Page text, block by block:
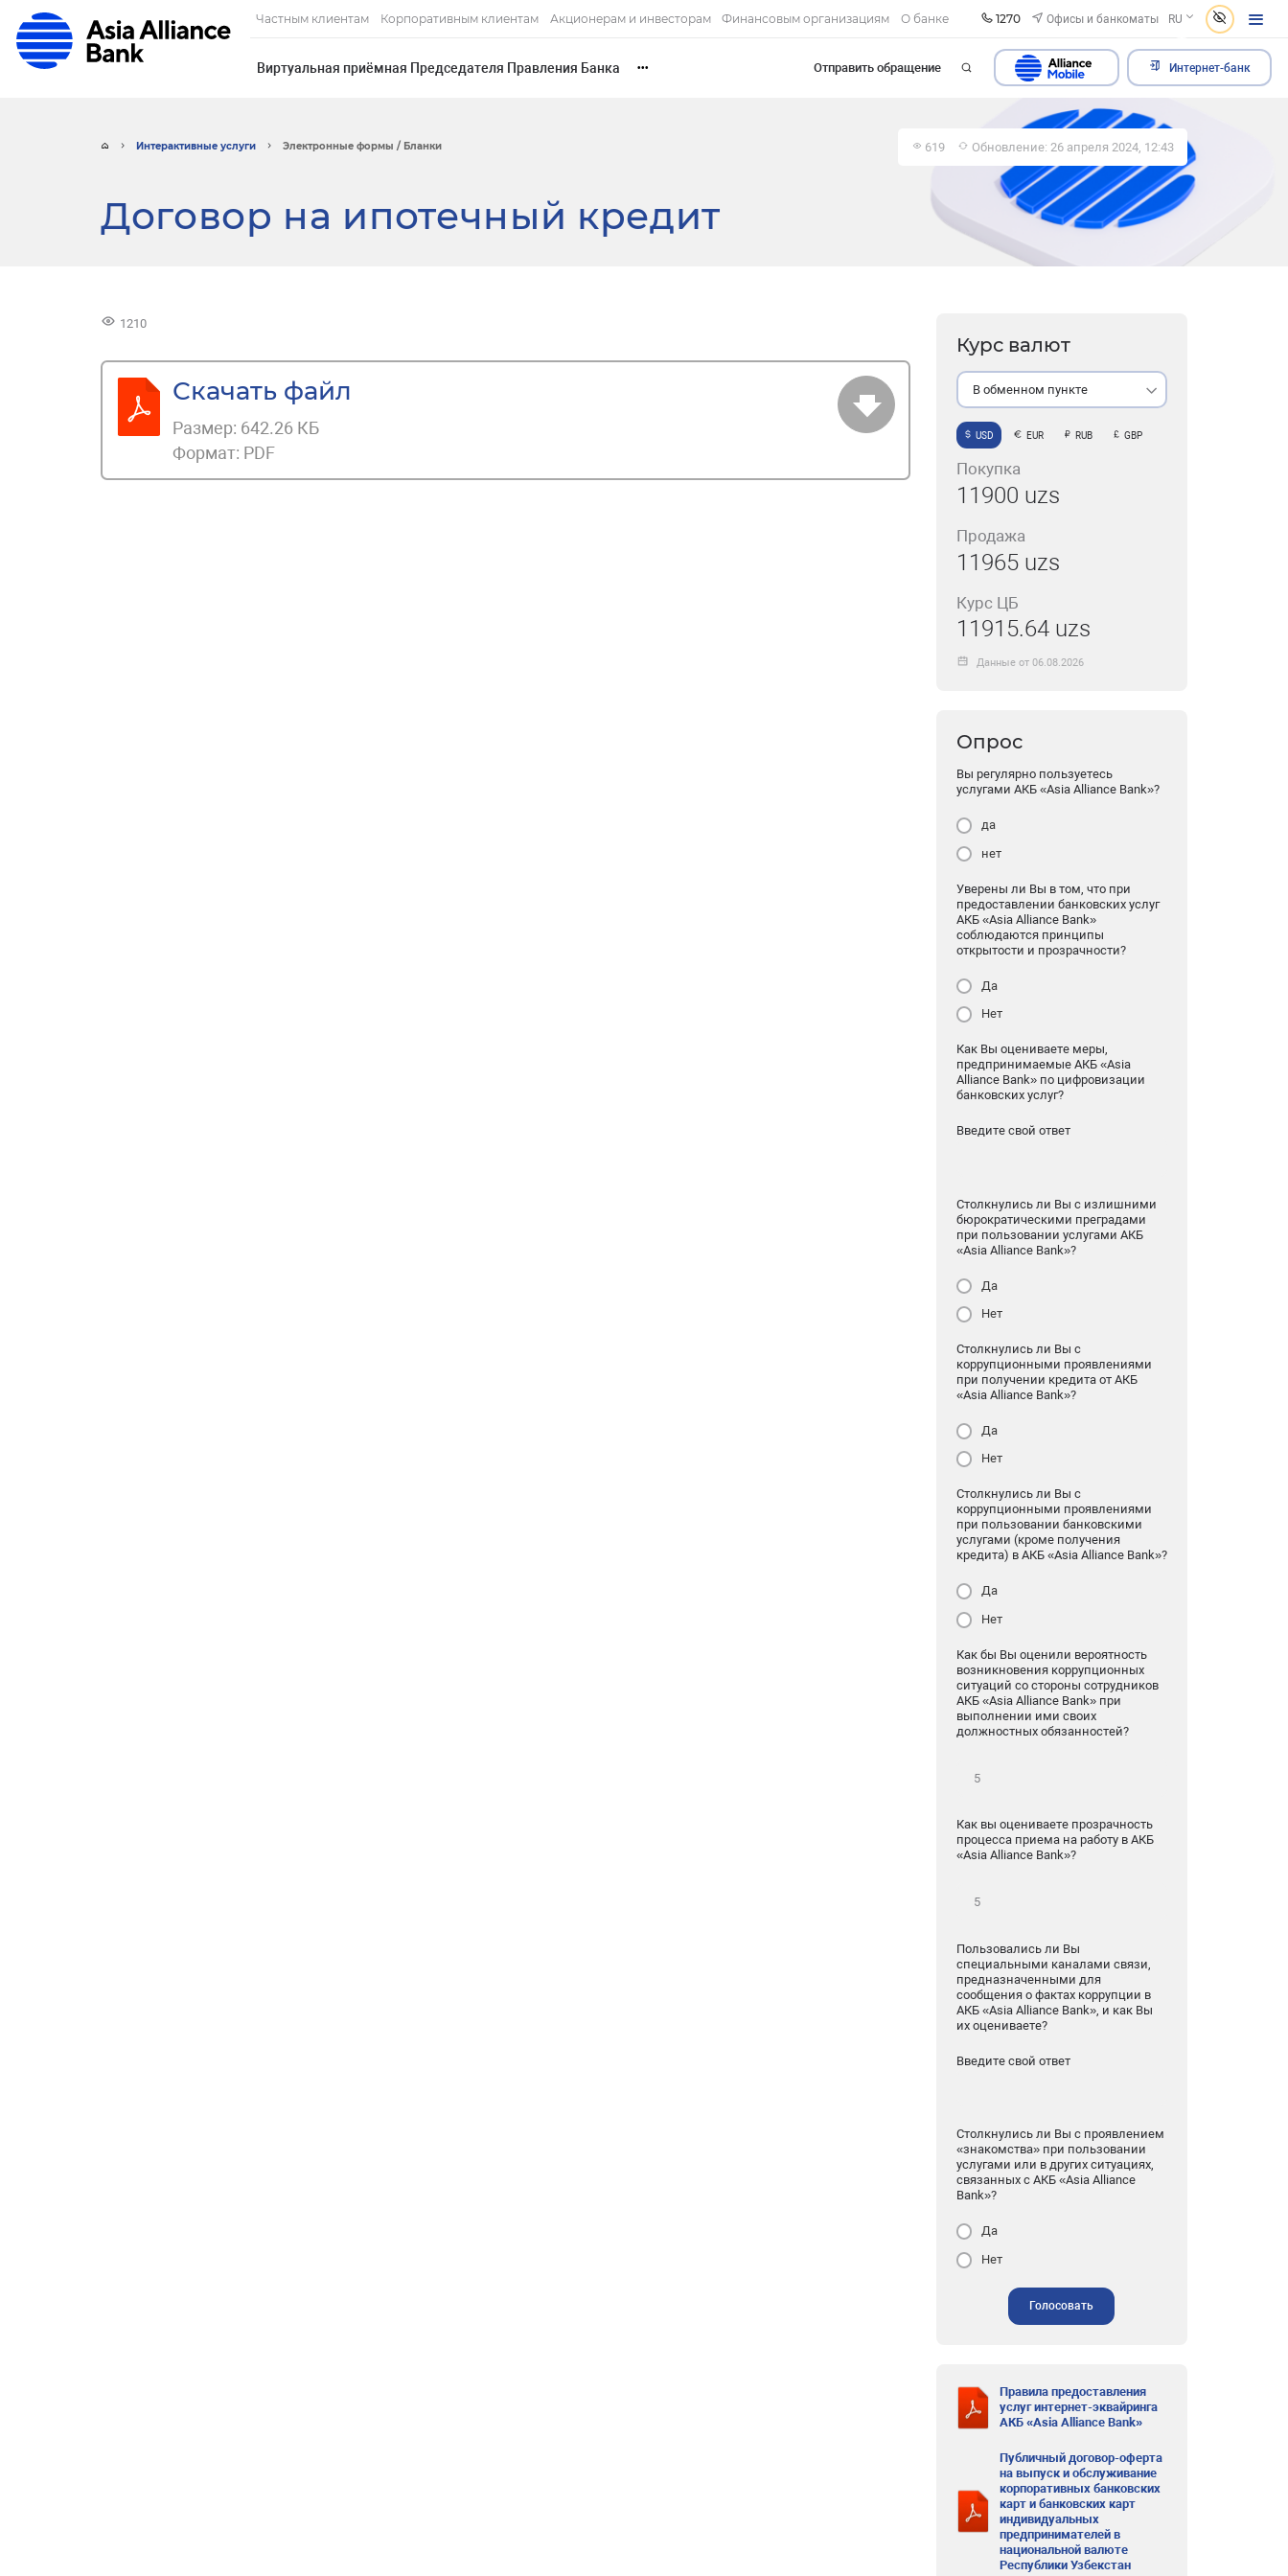
Частным клиентам Корпоративным клиентам Акционерам и инвесторам Финансовым организациям О банке 1270 Офисы и банкоматы RU
Виртуальная приёмная Председателя Правления Банка ••• Отправить обращение Интернет-банк
Интерактивные услуги Электронные формы / Бланки 619 Обновление: 26 апреля 2024, 12:43
Договор на ипотечный кредит
1210
Скачать файл
Размер: 642.26 КБ
Формат: PDF
Курс валют
В обменном пункте
USD EUR RUB GBP
Покупка
11900 uzs
Продажа
11965 uzs
Курс ЦБ
11915.64 uzs
Данные от 06.08.2026
Опрос
Вы регулярно пользуетесь
услугами АКБ «Asia Alliance Bank»?
да
нет
Уверены ли Вы в том, что при
предоставлении банковских услуг
АКБ «Asia Alliance Bank»
соблюдаются принципы
открытости и прозрачности?
Да
Нет
Как Вы оцениваете меры,
предпринимаемые АКБ «Asia
Alliance Bank» по цифровизации
банковских услуг?
Введите свой ответ
Столкнулись ли Вы с излишними
бюрократическими преградами
при пользовании услугами АКБ
«Asia Alliance Bank»?
Да
Нет
Столкнулись ли Вы с
коррупционными проявлениями
при получении кредита от АКБ
«Asia Alliance Bank»?
Да
Нет
Столкнулись ли Вы с
коррупционными проявлениями
при пользовании банковскими
услугами (кроме получения
кредита) в АКБ «Asia Alliance Bank»?
Да
Нет
Как бы Вы оценили вероятность
возникновения коррупционных
ситуаций со стороны сотрудников
АКБ «Asia Alliance Bank» при
выполнении ими своих
должностных обязанностей?
Как вы оцениваете прозрачность
процесса приема на работу в АКБ
«Asia Alliance Bank»?
Пользовались ли Вы
специальными каналами связи,
предназначенными для
сообщения о фактах коррупции в
АКБ «Asia Alliance Bank», и как Вы
их оцениваете?
Введите свой ответ
Столкнулись ли Вы с проявлением
«знакомства» при пользовании
услугами или в других ситуациях,
связанных с АКБ «Asia Alliance
Bank»?
Да
Нет
Голосовать
Правила предоставления
услуг интернет-эквайринга
АКБ «Asia Alliance Bank»
Публичный договор-оферта
на выпуск и обслуживание
корпоративных банковских
карт и банковских карт
индивидуальных
предпринимателей в
национальной валюте
Республики Узбекстан